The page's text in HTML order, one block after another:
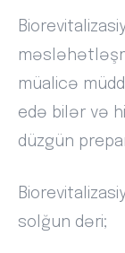
müalicə
edə bilər və
düzgün
solğun dəri;